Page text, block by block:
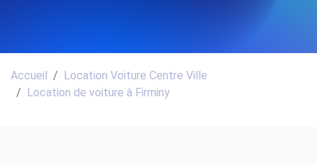
Accueil
Location Voiture Centre Ville
Location de voiture à Firminy